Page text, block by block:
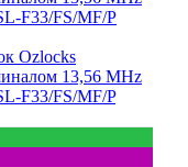
Ozlocks
13,56 MHz
F33/FS/MF/P